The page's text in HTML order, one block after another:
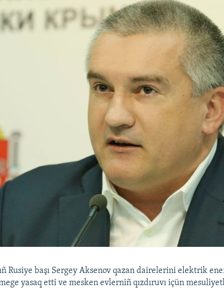
Rusiye başı Sergey Aksenov qazan dairelerini elektrik
yasaq etti ve mesken evlerniñ qızdıruvı içün